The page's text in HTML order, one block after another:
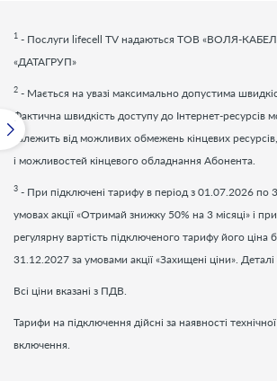
1 - Послуги lifecell TV надаються ТОВ «ВОЛЯ-
«ДАТАГРУП»
2 - Мається на увазі максимально допустима
Фактична швидкість доступу до Інтернет-ресурсів
залежить від можливих обмежень кінцевих
і можливостей кінцевого обладнання Абонента.
3 - При підключені тарифу в період з 01.07.2026
умовах акції «Отримай знижку 50% на 3 місяці» і
регулярну вартість підключеного тарифу його ціна
31.12.2027 за умовами акції «Захищені ціни». Деталі
Всі ціни вказані з ПДВ.
Тарифи на підключення дійсні за наявності
включення.